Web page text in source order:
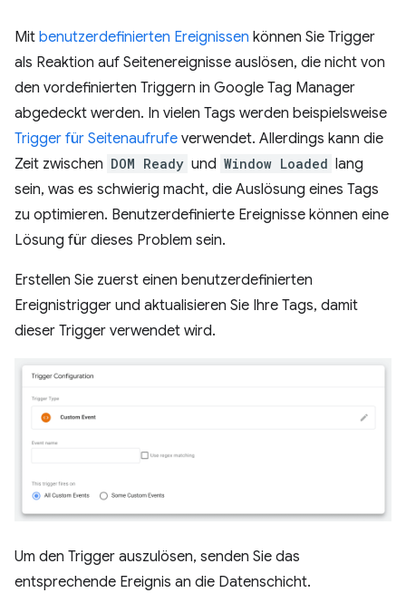
Mit benutzerdefinierten Ereignissen können Sie Trigger
als Reaktion auf Seitenereignisse auslösen, die nicht von
den vordefinierten Triggern in Google Tag Manager
abgedeckt werden. In vielen Tags werden beispielsweise
Trigger für Seitenaufrufe verwendet. Allerdings kann die
Zeit zwischen DOM Ready und Window Loaded lang
sein, was es schwierig macht, die Auslösung eines Tags
zu optimieren. Benutzerdefinierte Ereignisse können eine
Lösung für dieses Problem sein.
Erstellen Sie zuerst einen benutzerdefinierten
Ereignistrigger und aktualisieren Sie Ihre Tags, damit
dieser Trigger verwendet wird.
Um den Trigger auszulösen, senden Sie das
entsprechende Ereignis an die Datenschicht.